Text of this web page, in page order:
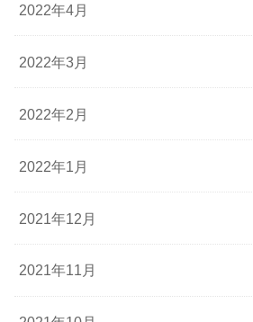
2022年4月
2022年3月
2022年2月
2022年1月
2021年12月
2021年11月